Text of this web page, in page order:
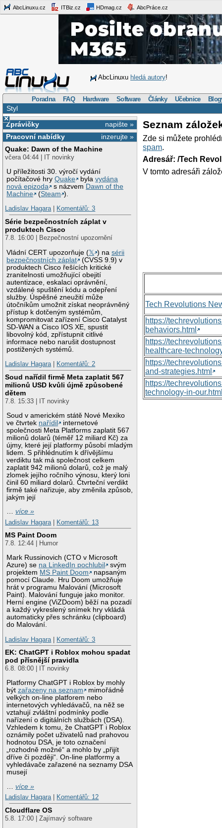
AbcLinuxu.cz ITBiz.cz HDmag.cz AbcPráce.cz
AbcLinuxu hledá autory!
Poradna FAQ Hardware Software Články Učebnice
Styl
×
napište »
Zprávičky
inzerujte »
Pracovní nabídky
Quake: Dawn of the Machine
včera 04:44 | IT novinky
U příležitosti 30. výročí vydání
počítačové hryQuake bylavydána
nová epizoda
s názvem Dawn of the
Machine
(Steam ).
Ladislav Hagara| Komentářů: 3
Série bezpečnostních záplat v
produktech Cisco
7.8. 16:00 | Bezpečnostní upozornění
Vládní CERT upozorňuje (𝕏 ) nasérii
bezpečnostních záplat
(CVSS 9.9) v
produktech Cisco řešících kritické
zranitelnosti umožňující obejití
autentizace, eskalaci oprávnění,
vzdálené spuštění kódu a odepření
služby. Úspěšné zneužití může
útočníkům umožnit získat neoprávněný
přístup k dotčeným systémům,
kompromitovat zařízení Cisco Catalyst
SD-WAN a Cisco IOS XE, spustit
libovolný kód, zpřístupnit citlivé
informace nebo narušit dostupnost
postižených systémů.
Ladislav Hagara| Komentářů: 2
Soud nařídil firmě Meta zaplatit 567
milionů USD kvůli újmě způsobené
dětem
7.8. 15:33 | IT novinky
Soud v americkém státě Nové Mexiko
ve čtvrtek nařídil
internetové
společnosti Meta Platforms zaplatit 567
milionů dolarů (téměř 12 miliard Kč) za
újmy, které její platformy působí mladým
lidem. S přihlédnutím k dřívějšímu
verdiktu tak má společnost celkem
zaplatit 942 milionů dolarů, což je malý
zlomek jejího ročního výnosu, který loni
činil 60 miliard dolarů. Čtvrteční verdikt
firmě také nařizuje, aby změnila způsob,
jakým její
…více »
Ladislav Hagara
Komentářů: 13
MS Paint Doom
7.8. 12:44 | Humor
Mark Russinovich (CTO v Microsoft
Azure) se na LinkedIn pochlubil
svým
projektem MS Paint Doom
napsaným
pomocí Claude. Hru Doom umožňuje
hrát v programu Malování (Microsoft
Paint). Malování funguje jako monitor.
Herní engine (ViZDoom) běží na pozadí
a každý vykreslený snímek hry vkládá
automaticky přes schránku (clipboard)
do Malování.
Ladislav Hagara
Komentářů: 3
EK: ChatGPT i Roblox mohou spadat
pod přísnější pravidla
6.8. 08:00 | IT novinky
Platformy ChatGPT i Roblox by mohly
býtzařazeny na seznam
mimořádně
velkých on-line platforem nebo
internetových vyhledávačů, na něž se
vztahují zvláštní podmínky podle
nařízení o digitálních službách (DSA).
Vzhledem k tomu, že ChatGPT i Roblox
oznámily počet uživatelů nad prahovou
hodnotou DSA, je toto označení
„rozhodně možné“ a mohlo by „přijít
dříve či později“. On-line platformy a
vyhledávače zařazené na seznamy DSA
musejí
…více »
Ladislav Hagara| Komentářů: 12
Cloudflare OS
5.8. 17:00 | Zajímavý software
Seznam
Zde si můžete
spam.
Adresář: /Tech
V tomto adresáři
Tech Revolutions
https://
behaviors.html
https://
healthcare-
https://
and-strategies.html
https://
technology-in-